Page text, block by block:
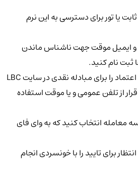
یا تور برای دسترسی به این نرم
و ایمیل موقت جهت ناشناس ماندن
نام کنید‌.
• خریدار یا فروشنده قابل اعتماد را برای مبادله نقدی در سایت LBC
از تلفن عمومی و یا موقت استفاده
معامله انتخاب کنید که به وای فای
برای تایید را با خونسردی انجام